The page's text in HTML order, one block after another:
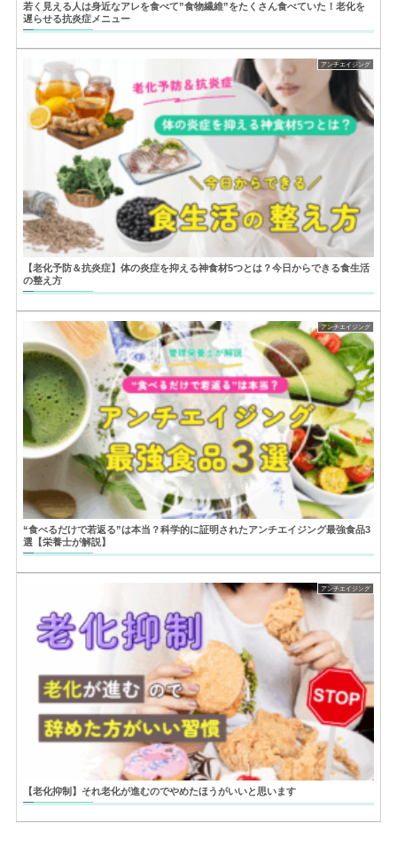
若く見える人は身近なアレを食べて”食物繊維”をたくさん食べていた！老化を
遅らせる抗炎症メニュー
アンチエイジング
【老化予防＆抗炎症】体の炎症を抑える神食材5つとは？今日からできる食生活
の整え方
アンチエイジング
“食べるだけで若返る”は本当？科学的に証明されたアンチエイジング最強食品3
選【栄養士が解説】
アンチエイジング
【老化抑制】それ老化が進むのでやめたほうがいいと思います